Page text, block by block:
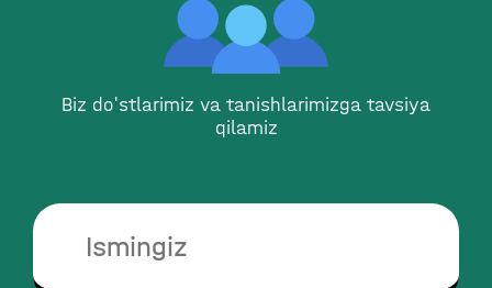
Biz do'stlarimiz va tanishlarimizga tavsiya
qilamiz